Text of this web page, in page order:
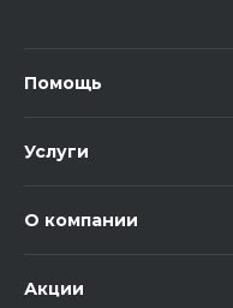
Помощь
Услуги
О компании
Акции